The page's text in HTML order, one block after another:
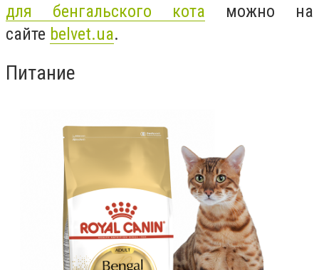
для бенгальского кота можно на
сайте belvet.ua.
Питание